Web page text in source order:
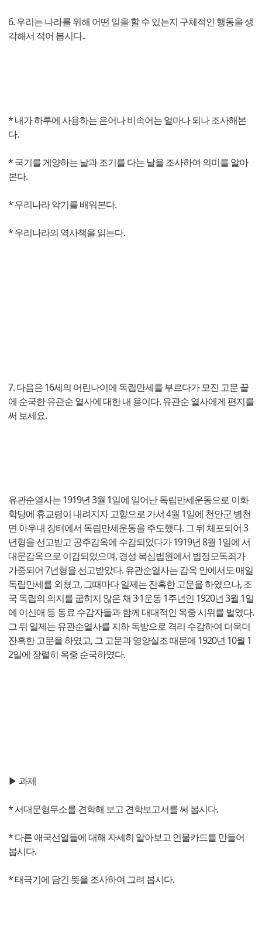
6. 우리는 나라를 위해 어떤 일을 할 수 있는지 구체적인 행동을 생
각해서 적어 봅시다..
* 내가 하루에 사용하는 은어나 비속어는 얼마나 되나 조사해본
다.
* 국기를 게양하는 날과 조기를 다는 날을 조사하여 의미를 알아
본다.
* 우리나라 악기를 배워본다.
* 우리나라의 역사책을 읽는다.
7. 다음은 16세의 어린나이에 독립만세를 부르다가 모진 고문 끝
에 순국한 유관순 열사에 대한 내 용이다. 유관순 열사에게 편지를
써 보세요.
유관순열사는 1919년 3월 1일에 일어난 독립만세운동으로 이화
학당에 휴교령이 내려지자 고향으로 가서 4월 1일에 천안군 병천
면 아우내 장터에서 독립만세운동을 주도했다. 그 뒤 체포되어 3
년형을 선고받고 공주감옥에 수감되었다가 1919년 8월 1일에 서
대문감옥으로 이감되었으며, 경성 복심법원에서 법정모독죄가
가중되어 7년형을 선고받았다. 유관순열사는 감옥 안에서도 매일
독립만세를 외쳤고, 그때마다 일제는 잔혹한 고문을 하였으나, 조
국 독립의 의지를 굽히지 않은 채 3·1운동 1주년인 1920년 3월 1일
에 이신애 등 동료 수감자들과 함께 대대적인 옥중 시위를 벌였다.
그 뒤 일제는 유관순열사를 지하 독방으로 격리 수감하여 더욱더
잔혹한 고문을 하였고, 그 고문과 영양실조 때문에 1920년 10월 1
2일에 장렬히 옥중 순국하였다.
▶ 과제
* 서대문형무소를 견학해 보고 견학보고서를 써 봅시다.
* 다른 애국선열들에 대해 자세히 알아보고 인물카드를 만들어
봅시다.
* 태극기에 담긴 뜻을 조사하여 그려 봅시다.